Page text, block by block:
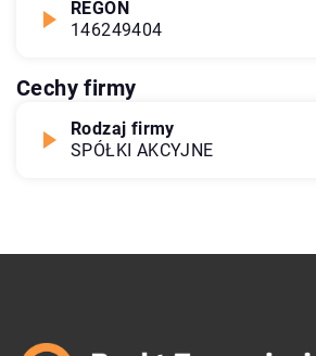
REGON
146249404
Cechy firmy
Rodzaj firmy
SPÓŁKI AKCYJNE